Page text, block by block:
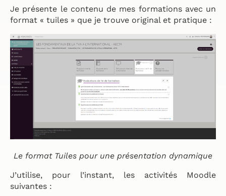
Je présente le contenu de mes formations avec un
format « tuiles » que je trouve original et pratique :
Le format Tuiles pour une présentation dynamique
J’utilise, pour l’instant, les activités Moodle
suivantes :